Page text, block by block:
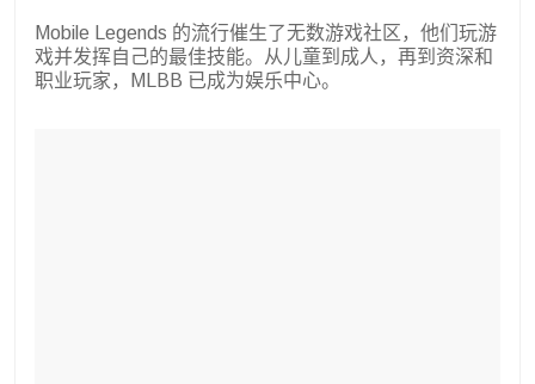
Mobile Legends 的流行催生了无数游戏社区，他们玩游
戏并发挥自己的最佳技能。从儿童到成人，再到资深和
职业玩家，MLBB 已成为娱乐中心。